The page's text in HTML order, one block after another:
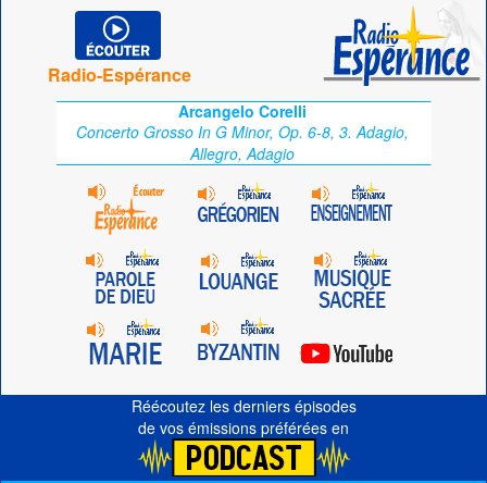
Radio-Espérance
Arcangelo Corelli
Concerto Grosso In G Minor, Op. 6-8, 3. Adagio,
Allegro, Adagio
Réécoutez les derniers épisodes
de vos émissions préférées en